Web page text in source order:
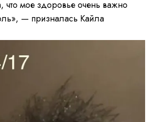
что мое здоровье очень важно
— призналась Кайла